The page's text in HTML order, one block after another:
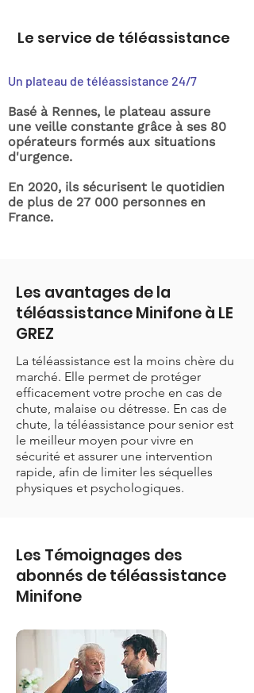
Le service de téléassistance
Un plateau de téléassistance 24/7
Basé à Rennes, le plateau assure
une veille constante grâce à ses 80
opérateurs formés aux situations
d'urgence.
En 2020, ils sécurisent le quotidien
de plus de 27 000 personnes en
France.
Les avantages de la
téléassistance Minifone à LE
GREZ
La téléassistance est la moins chère du
marché. Elle permet de protéger
efficacement votre proche en cas de
chute, malaise ou détresse. En cas de
chute, la téléassistance pour senior est
le meilleur moyen pour vivre en
sécurité et assurer une intervention
rapide, afin de limiter les séquelles
physiques et psychologiques.
Les Témoignages des
abonnés de téléassistance
Minifone